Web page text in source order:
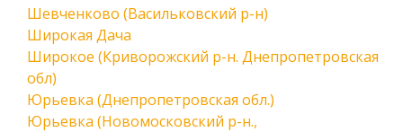
Шевченково (Васильковский р-н)
Широкая Дача
Широкое (Криворожский р-н. Днепропетровская
обл)
Юрьевка (Днепропетровская обл.)
Юрьевка (Новомосковский р-н.,